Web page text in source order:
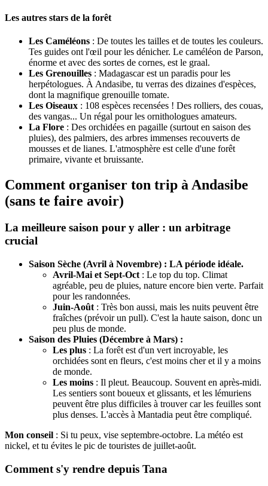
Les autres stars de la forêt
Les Caméléons : De toutes les tailles et de toutes les couleurs.
Tes guides ont l'œil pour les dénicher. Le caméléon de Parson,
énorme et avec des sortes de cornes, est le graal.
Les Grenouilles : Madagascar est un paradis pour les
herpétologues. À Andasibe, tu verras des dizaines d'espèces,
dont la magnifique grenouille tomate.
Les Oiseaux : 108 espèces recensées ! Des rolliers, des couas,
des vangas... Un régal pour les ornithologues amateurs.
La Flore : Des orchidées en pagaille (surtout en saison des
pluies), des palmiers, des arbres immenses recouverts de
mousses et de lianes. L'atmosphère est celle d'une forêt
primaire, vivante et bruissante.
Comment organiser ton trip à Andasibe
(sans te faire avoir)
La meilleure saison pour y aller : un arbitrage
crucial
Saison Sèche (Avril à Novembre) : LA période idéale.
Avril-Mai et Sept-Oct : Le top du top. Climat
agréable, peu de pluies, nature encore bien verte. Parfait
pour les randonnées.
Juin-Août : Très bon aussi, mais les nuits peuvent être
fraîches (prévoir un pull). C'est la haute saison, donc un
peu plus de monde.
Saison des Pluies (Décembre à Mars) :
Les plus : La forêt est d'un vert incroyable, les
orchidées sont en fleurs, c'est moins cher et il y a moins
de monde.
Les moins : Il pleut. Beaucoup. Souvent en après-midi.
Les sentiers sont boueux et glissants, et les lémuriens
peuvent être plus difficiles à trouver car les feuilles sont
plus denses. L'accès à Mantadia peut être compliqué.
Mon conseil : Si tu peux, vise septembre-octobre. La météo est
nickel, et tu évites le pic de touristes de juillet-août.
Comment s'y rendre depuis Tana